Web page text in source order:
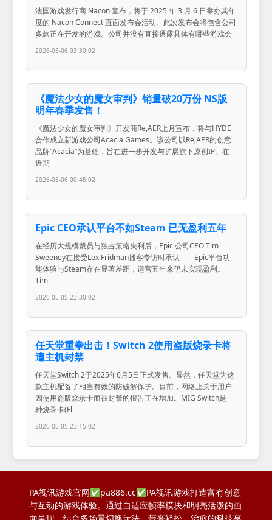
法国游戏发行商 Nacon 宣布，将于 2025 年 3 月 6 日举办其年
度的 Nacon Connect 直面发布会活动。此次发布会将包含公司
多款正在开发的游戏。公司并没有直接透露具体有哪些游戏会
2026-05-06 03:30:02
《魔法少女的魔女审判》销量破20万份 NS版
明年春季发售！
《魔法少女的魔女审判》开发商Re,AER上月宣布，将与HYDE
合作成立新游戏公司Acacia Games。该公司以Re,AER的创意
品牌“Acacia”为基础，旨在进一步开发与扩展旗下原创IP。在
近期
2026-05-06 00:45:02
Epic CEO承认平台不如Steam 已无盈利五年
在经历大规模裁员与独占策略失利后，Epic 公司CEO Tim
Sweeney在接受Lex Fridman播客专访时承认——Epic平台功
能体验与Steam存在显著差距，运营五年来仍未实现盈利。
Tim
2026-05-05 23:30:02
任天堂重拳出击！Switch 2使用盗版烧录卡将
遭主机封禁
任天堂Switch 2于2025年6月5日正式发售。显然，任天堂为这
款主机配备了相当有效的防破解保护。目前，网络上关于用户
因使用盗版烧录卡而被封禁的报告正在增加。MIG Switch是一
种烧录卡(Fl
2026-05-05 23:15:02
PA视讯游戏官网✅pa886.cc✅PA视讯游戏打造富有创意
与互动的游戏体验。通过自适应帧率模块和明亮活泼的画